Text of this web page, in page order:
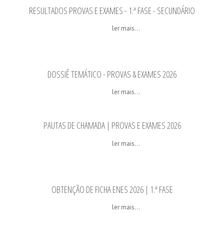
RESULTADOS PROVAS E EXAMES - 1.ª FASE - SECUNDÁRIO
ler mais...
DOSSIÊ TEMÁTICO - PROVAS & EXAMES 2026
ler mais...
PAUTAS DE CHAMADA | PROVAS E EXAMES 2026
ler mais...
OBTENÇÃO DE FICHA ENES 2026 | 1.ª FASE
ler mais...